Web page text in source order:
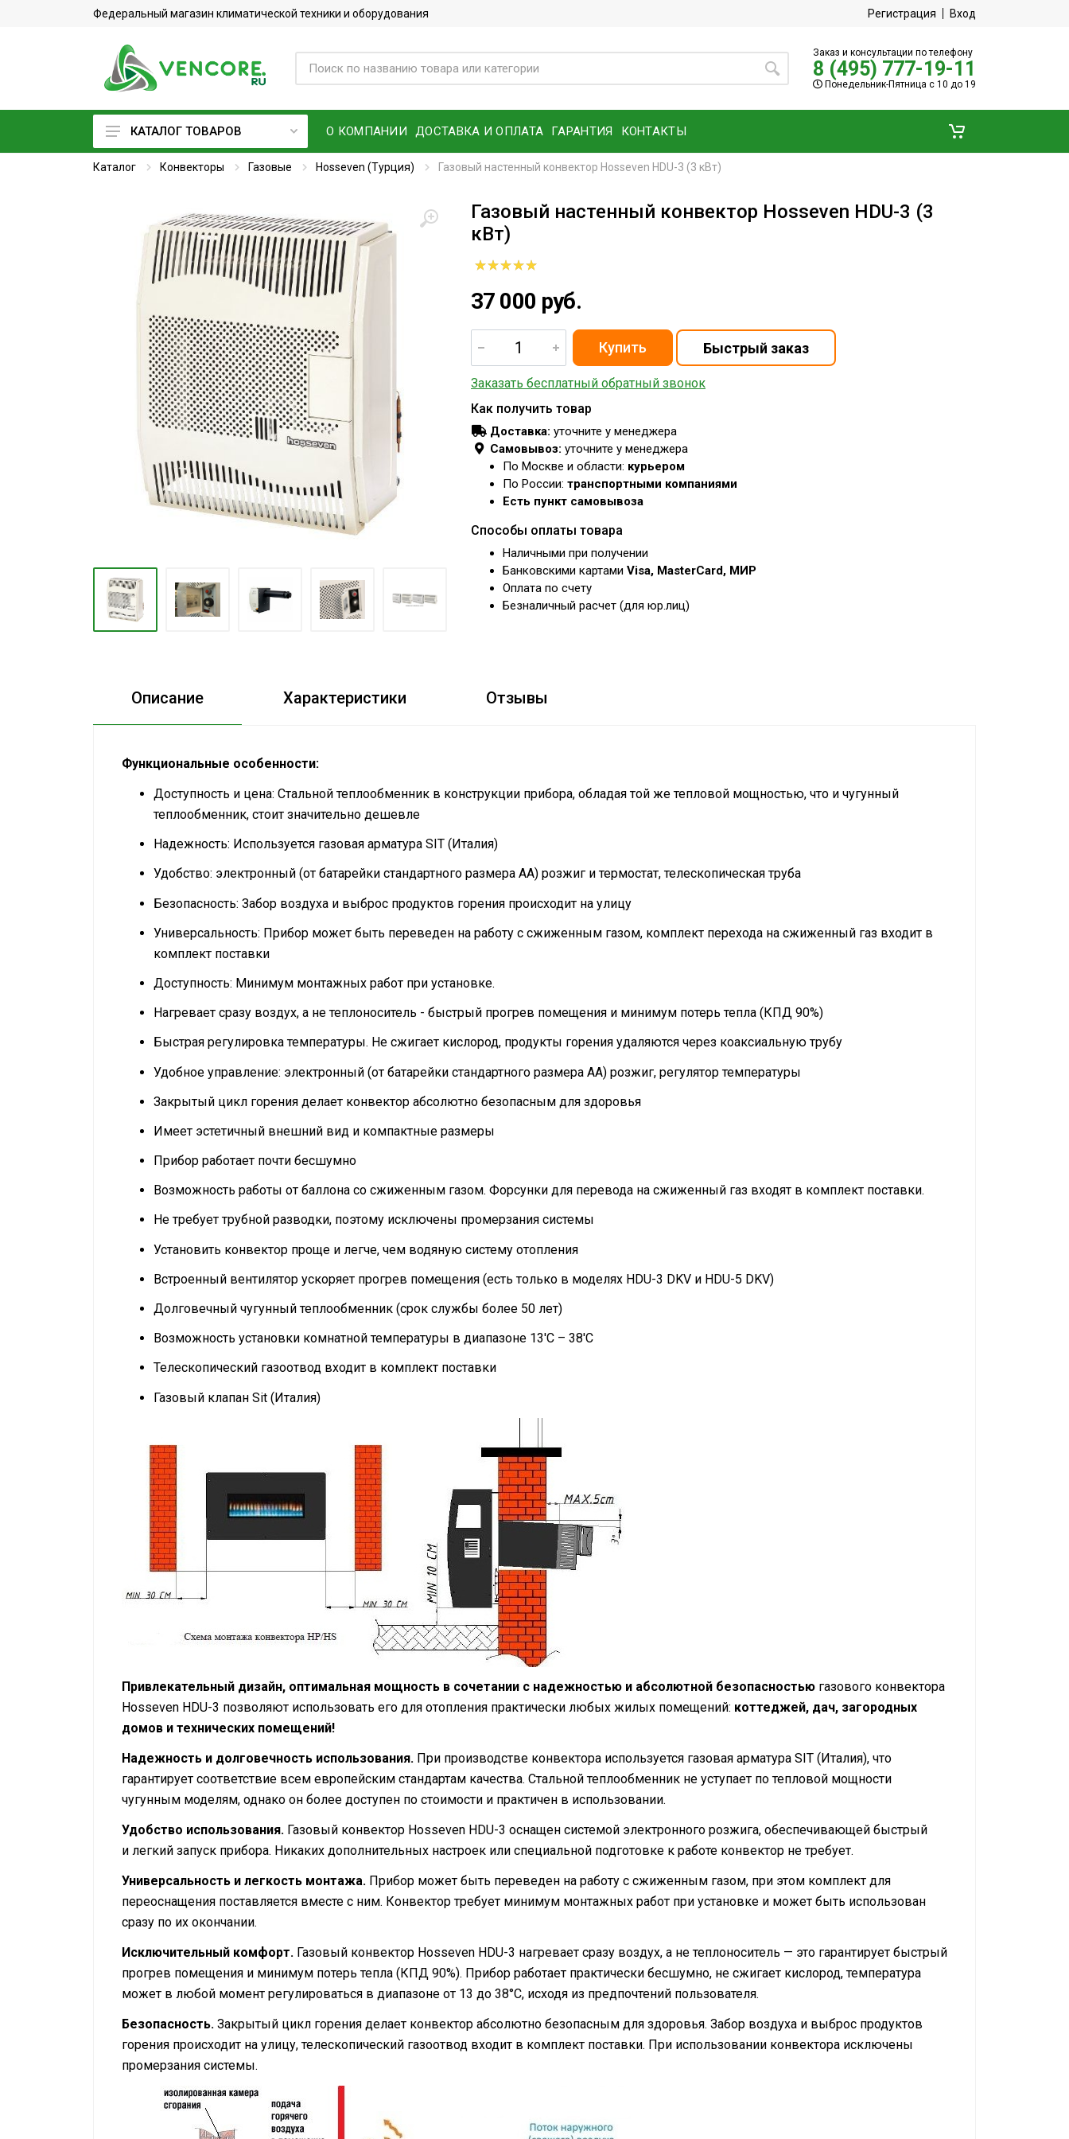
Федеральный магазин климатической техники и оборудования Регистрация Вход
Заказ и консультации по телефону
8 (495) 777-19-11
Понедельник-Пятница с 10 до 19
Кондиционеры
Вентиляционное оборудование
Очистители воздуха
Увлажнители воздуха
Водонагреватели
Конвекторы
Электрокамины
Тепловые пушки
Калориферы
Инфракрасные обогреватели
Чаши для костра
Сушилки для рук
Осушители воздуха
КАТАЛОГ ТОВАРОВ О КОМПАНИИ ДОСТАВКА И ОПЛАТА ГАРАНТИЯ КОНТАКТЫ
Каталог Конвекторы Газовые Hosseven (Турция) Газовый настенный конвектор Hosseven HDU-3 (3 кВт)
Газовый настенный конвектор Hosseven HDU-3 (3
кВт)
37 000 руб.
Заказать бесплатный обратный звонок
Как получить товар
Доставка: уточните у менеджера
Самовывоз: уточните у менеджера
По Москве и области: курьером
По России: транспортными компаниями
Есть пункт самовывоза
Способы оплаты товара
Наличными при получении
Банковскими картами Visa, MasterCard, МИР
Оплата по счету
Безналичный расчет (для юр.лиц)
Описание Характеристики Отзывы
Функциональные особенности:
Доступность и цена: Стальной теплообменник в конструкции прибора, обладая той же тепловой мощностью, что и чугунный
теплообменник, стоит значительно дешевле
Надежность: Используется газовая арматура SIT (Италия)
Удобство: электронный (от батарейки стандартного размера АА) розжиг и термостат, телескопическая труба
Безопасность: Забор воздуха и выброс продуктов горения происходит на улицу
Универсальность: Прибор может быть переведен на работу с сжиженным газом, комплект перехода на сжиженный газ входит в
комплект поставки
Доступность: Минимум монтажных работ при установке.
Нагревает сразу воздух, а не теплоноситель - быстрый прогрев помещения и минимум потерь тепла (КПД 90%)
Быстрая регулировка температуры. Не сжигает кислород, продукты горения удаляются через коаксиальную трубу
Удобное управление: электронный (от батарейки стандартного размера АА) розжиг, регулятор температуры
Закрытый цикл горения делает конвектор абсолютно безопасным для здоровья
Имеет эстетичный внешний вид и компактные размеры
Прибор работает почти бесшумно
Возможность работы от баллона со сжиженным газом. Форсунки для перевода на сжиженный газ входят в комплект поставки.
Не требует трубной разводки, поэтому исключены промерзания системы
Установить конвектор проще и легче, чем водяную систему отопления
Встроенный вентилятор ускоряет прогрев помещения (есть только в моделях HDU-3 DKV и HDU-5 DKV)
Долговечный чугунный теплообменник (срок службы более 50 лет)
Возможность установки комнатной температуры в диапазоне 13'C – 38'C
Телескопический газоотвод входит в комплект поставки
Газовый клапан Sit (Италия)
Привлекательный дизайн, оптимальная мощность в сочетании с надежностью и абсолютной безопасностью газового конвектора
Hosseven HDU-3 позволяют использовать его для отопления практически любых жилых помещений: коттеджей, дач, загородных
домов и технических помещений!
Надежность и долговечность использования. При производстве конвектора используется газовая арматура SIT (Италия), что
гарантирует соответствие всем европейским стандартам качества. Стальной теплообменник не уступает по тепловой мощности
чугунным моделям, однако он более доступен по стоимости и практичен в использовании.
Удобство использования. Газовый конвектор Hosseven HDU-3 оснащен системой электронного розжига, обеспечивающей быстрый
и легкий запуск прибора. Никаких дополнительных настроек или специальной подготовке к работе конвектор не требует.
Универсальность и легкость монтажа. Прибор может быть переведен на работу с сжиженным газом, при этом комплект для
переоснащения поставляется вместе с ним. Конвектор требует минимум монтажных работ при установке и может быть использован
сразу по их окончании.
Исключительный комфорт. Газовый конвектор Hosseven HDU-3 нагревает сразу воздух, а не теплоноситель — это гарантирует быстрый
прогрев помещения и минимум потерь тепла (КПД 90%). Прибор работает практически бесшумно, не сжигает кислород, температура
может в любой момент регулироваться в диапазоне от 13 до 38°C, исходя из предпочтений пользователя.
Безопасность. Закрытый цикл горения делает конвектор абсолютно безопасным для здоровья. Забор воздуха и выброс продуктов
горения происходит на улицу, телескопический газоотвод входит в комплект поставки. При использовании конвектора исключены
промерзания системы.